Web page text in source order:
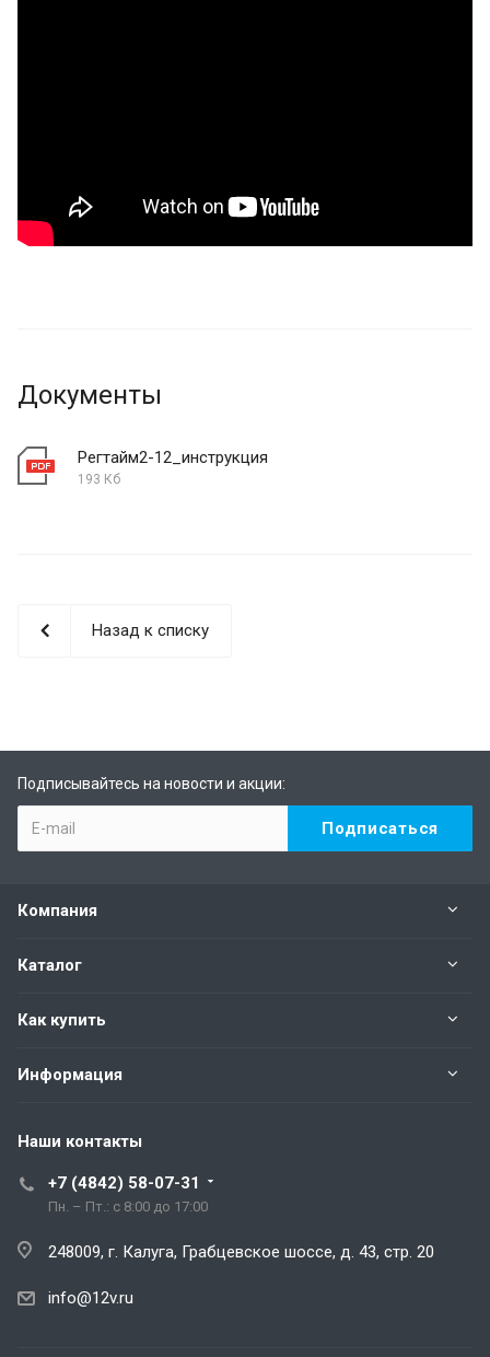
Документы
Регтайм2-12_инструкция
193 Кб
Назад к списку
Подписывайтесь на новости и акции:
Компания
Каталог
Как купить
Информация
Наши контакты
+7 (4842) 58-07-31
Пн. – Пт.: с 8:00 до 17:00
248009, г. Калуга, Грабцевское шоссе, д. 43, стр. 20
info@12v.ru